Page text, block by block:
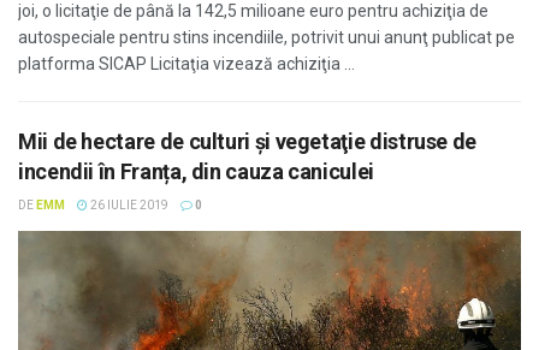
joi, o licitaţie de până la 142,5 milioane euro pentru achiziţia de
autospeciale pentru stins incendiile, potrivit unui anunţ publicat pe
platforma SICAP Licitaţia vizează achiziţia ...
Mii de hectare de culturi şi vegetaţie distruse de
incendii în Franța, din cauza caniculei
DE EMM 26 IULIE 2019 0